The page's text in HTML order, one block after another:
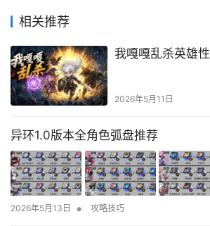
相关推荐
我嘎嘎乱杀英雄
2026年5月11日
异环1.0版本全角色弧盘推荐
2026年5月13日 • 攻略技巧